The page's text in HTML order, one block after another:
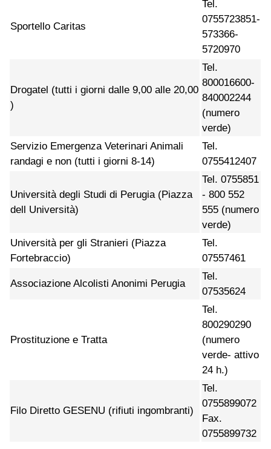
Sportello Caritas
Tel.
0755723851-
573366-
5720970
Drogatel (tutti i giorni dalle 9,00 alle 20,00
)
Tel.
800016600-
840002244
(numero
verde)
Servizio Emergenza Veterinari Animali
randagi e non (tutti i giorni 8-14)
Tel.
0755412407
Università degli Studi di Perugia (Piazza
dell Università)
Tel. 0755851
- 800 552
555 (numero
verde)
Università per gli Stranieri (Piazza
Fortebraccio)
Tel.
07557461
Associazione Alcolisti Anonimi Perugia
Tel.
07535624
Prostituzione e Tratta
Tel.
800290290
(numero
verde- attivo
24 h.)
Filo Diretto GESENU (rifiuti ingombranti)
Tel.
0755899072
Fax.
0755899732